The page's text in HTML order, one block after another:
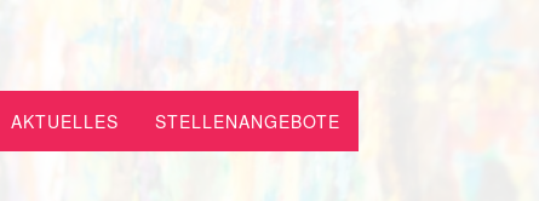
AKTUELLES STELLENANGEBOTE